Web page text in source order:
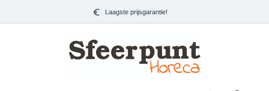
Laagste prijsgarantie!